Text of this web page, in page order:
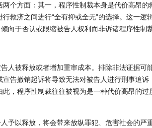
个方面：其一，程序性制裁本身是代价高昂的
救济之间进行“全有抑或全无”的选择。这一逻
向于否认或限缩被告人权利而非诉诸程序性制裁
人被释放或者增加重审成本。排除非法证据可
告撤销起诉将导致无法对被告人进行刑事追诉
，程序性制裁往往被视为是一种代价高昂的过
予以释放，将会带来放纵罪犯、危害社会的严